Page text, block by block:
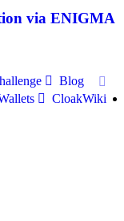
via ENIGMA
Blog
CloakWiki